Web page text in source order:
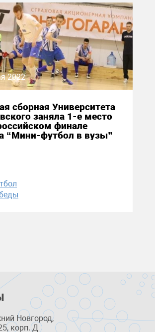
2022
сборная Университета
заняла 1-е место
финале
“Мини-футбол в вузы”
Новгород,
корп. Д